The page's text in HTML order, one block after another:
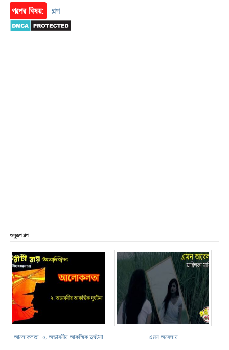
গল্পের বিষয়: গল্প
অনুরূপ গল্প
আলোকলতা- ২. অভাবনীয় আকস্মিক দুর্ঘটনা এমন অবেলায়